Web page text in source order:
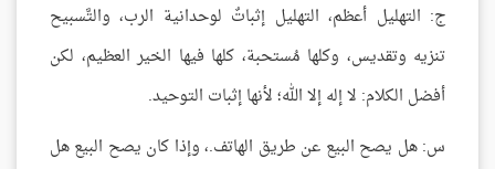
ج: التهليل أعظم، التهليل إثباتٌ لوحدانية الرب، والتَّسبيح
تنزيه وتقديس، وكلها مُستحبة، كلها فيها الخير العظيم، لكن
أفضل الكلام: لا إله إلا الله؛ لأنها إثبات التوحيد.
س: هل يصح البيع عن طريق الهاتف.، وإذا كان يصح البيع هل